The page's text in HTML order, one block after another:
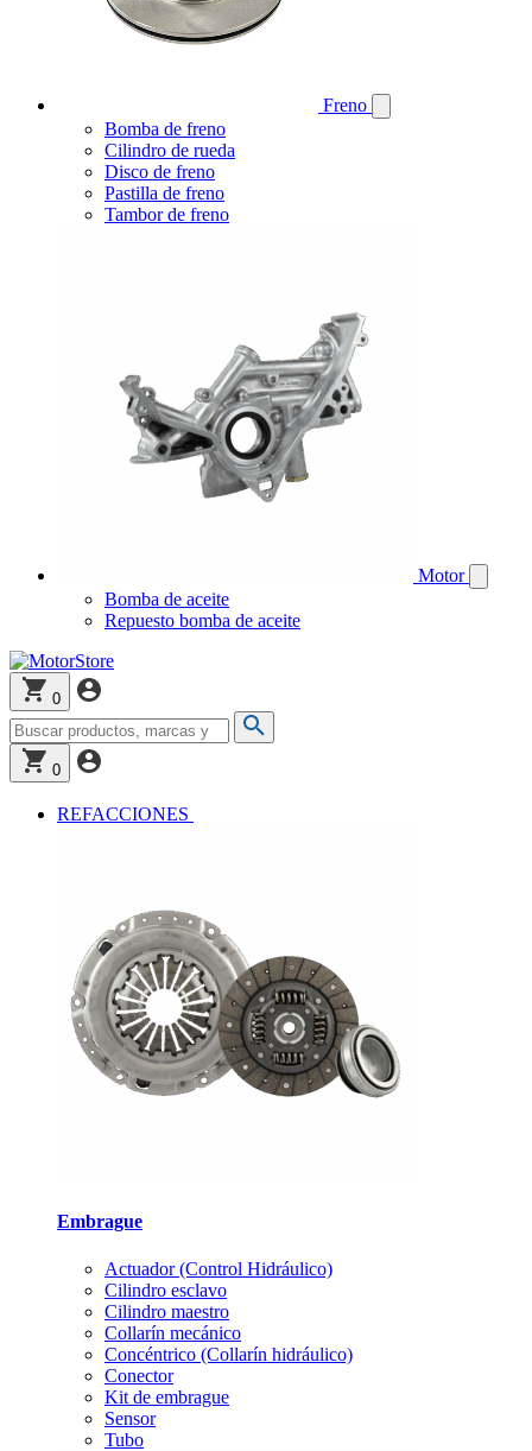
Freno
Bomba de freno
Cilindro de rueda
Disco de freno
Pastilla de freno
Tambor de freno
Motor
Bomba de aceite
Repuesto bomba de aceite
0
0
REFACCIONES
Embrague
Actuador (Control Hidráulico)
Cilindro esclavo
Cilindro maestro
Collarín mecánico
Concéntrico (Collarín hidráulico)
Conector
Kit de embrague
Sensor
Tubo